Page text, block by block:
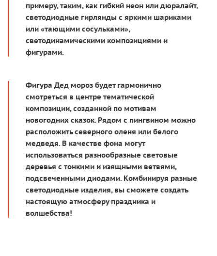
примеру, таким, как гибкий неон или дюралайт,
светодиодные гирлянды с яркими шариками
или «тающими сосульками»,
светодинамическими композициями и
фигурами.
Фигура Дед мороз будет гармонично
смотреться в центре тематической
композиции, созданной по мотивам
новогодних сказок. Рядом с пингвином можно
расположить северного оленя или белого
медведя. В качестве фона могут
использоваться разнообразные световые
деревья с тонкими и изящными ветвями,
подсвеченными диодами. Комбинируя разные
светодиодные изделия, вы сможете создать
настоящую атмосферу праздника и
волшебства!